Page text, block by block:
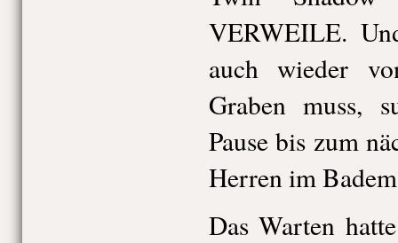
VERWEILE.
auch wieder
Graben muss,
Pause bis zum
Herren im
Das Warten